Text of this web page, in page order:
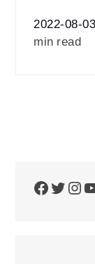
2022-08-03
min read